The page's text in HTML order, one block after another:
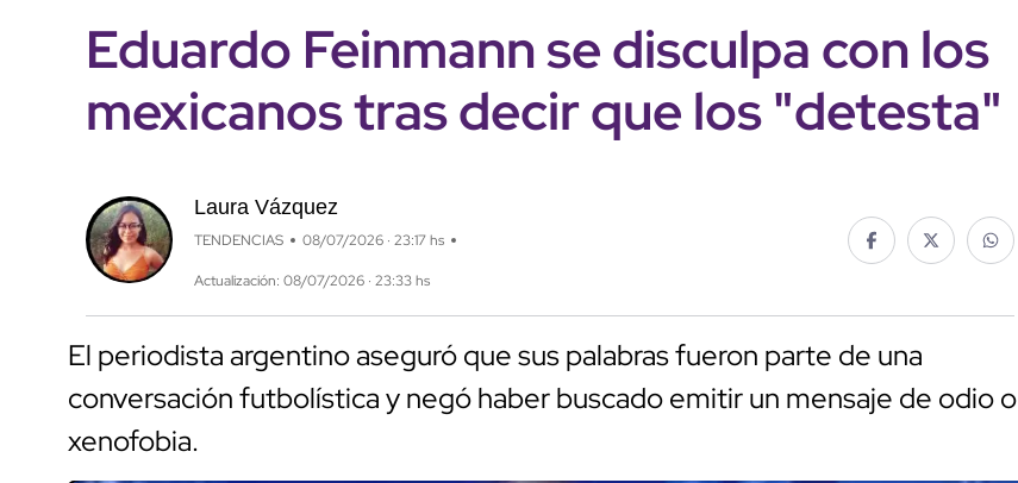
Eduardo Feinmann se disculpa con los
mexicanos tras decir que los "detesta"
Laura Vázquez
TENDENCIAS 08/07/2026 · 23:17 hs
Actualización: 08/07/2026 · 23:33 hs
El periodista argentino aseguró que sus palabras fueron parte de una
conversación futbolística y negó haber buscado emitir un mensaje de odio o
xenofobia.